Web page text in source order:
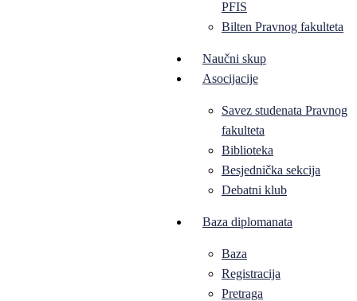
PFIS
Bilten Pravnog fakulteta
Naučni skup
Asocijacije
Savez studenata Pravnog
fakulteta
Biblioteka
Besjednička sekcija
Debatni klub
Baza diplomanata
Baza
Registracija
Pretraga